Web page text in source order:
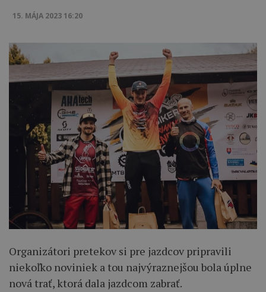
15. MÁJA 2023 16:20
Organizátori pretekov si pre jazdcov pripravili
niekoľko noviniek a tou najvýraznejšou bola úplne
nová trať, ktorá dala jazdcom zabrať.